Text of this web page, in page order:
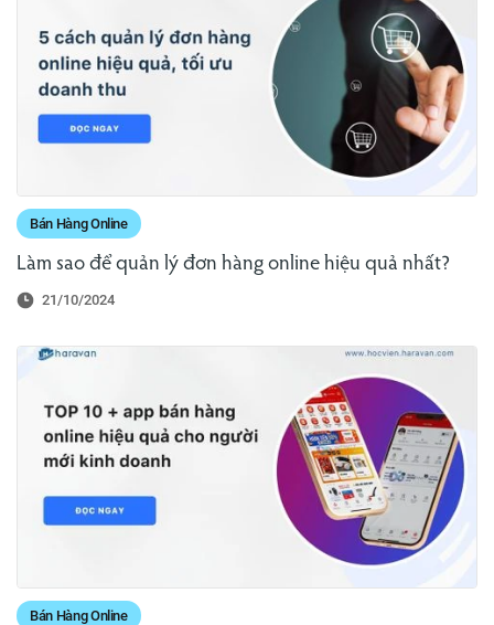
Bán Hàng Online
Làm sao để quản lý đơn hàng online hiệu quả nhất?
21/10/2024
Bán Hàng Online